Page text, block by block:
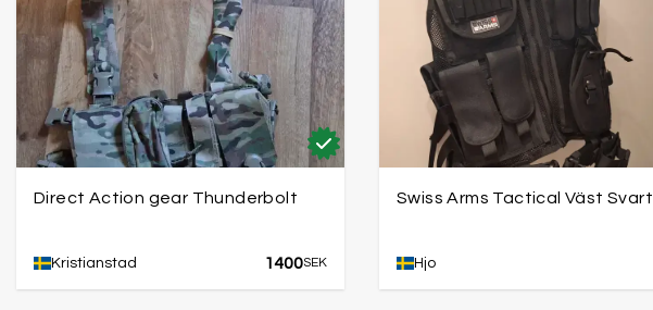
Direct Action gear Thunderbolt
Kristianstad 1400SEK
Swiss Arms Tactical Väst Svart
Hjo